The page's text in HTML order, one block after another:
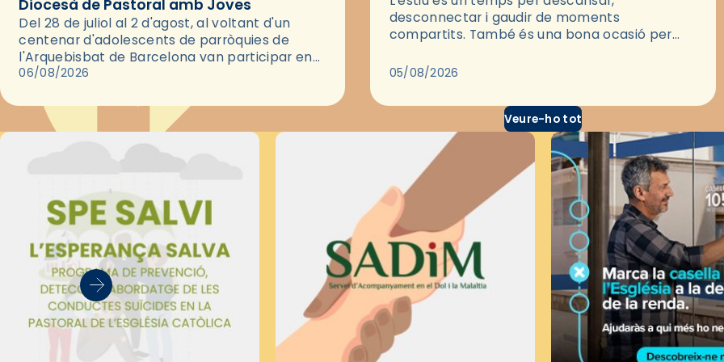
Diocesà de Pastoral amb Joves
Del 28 de juliol al 2 d'agost, al voltant d'un
centenar d'adolescents de parròquies de
l'Arquebisbat de Barcelona van participar en
les convivències Be Apostle, organitzades pel
06/08/2026
desconnectar i gaudir de moments
compartits. També és una bona ocasió per
través del cinema, reflexionar sobre les…
05/08/2026
Veure-ho tot